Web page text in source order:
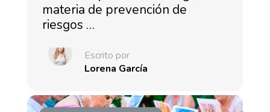
materia de prevención de
riesgos …
Escrito por
Lorena García